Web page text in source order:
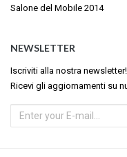
Salone del Mobile 2014
NEWSLETTER
Iscriviti alla nostra newsletter!
Ricevi gli aggiornamenti su